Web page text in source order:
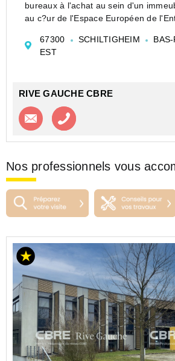
bureaux à l'achat au sein d'un
au c?ur de l'Espace Européen de
l'une des plus grandes zones...
67300 SCHILTIGHEIM
EST
RIVE GAUCHE CBRE
Contacter l'agence
Nos professionnels vous